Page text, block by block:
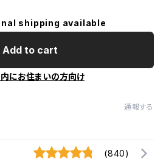
shipping available
Add to cart
にお住まいの方向け
通報する
(840)